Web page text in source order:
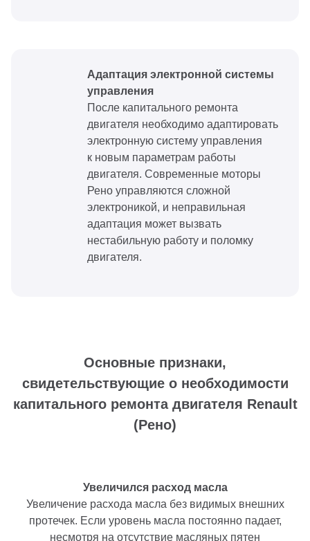
Адаптация электронной системы
управления
После капитального ремонта
двигателя необходимо адаптировать
электронную систему управления
к новым параметрам работы
двигателя. Современные моторы
Рено управляются сложной
электроникой, и неправильная
адаптация может вызвать
нестабильную работу и поломку
двигателя.
Основные признаки,
свидетельствующие о необходимости
капитального ремонта двигателя Renault
(Рено)
Увеличился расход масла
Увеличение расхода масла без видимых внешних
протечек. Если уровень масла постоянно падает,
несмотря на отсутствие масляных пятен